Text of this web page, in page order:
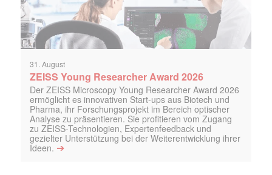
31. August
ZEISS Young Researcher Award 2026
Der ZEISS Microscopy Young Researcher Award 2026
ermöglicht es innovativen Start-ups aus Biotech und
Pharma, ihr Forschungsprojekt im Bereich optischer
Analyse zu präsentieren. Sie profitieren vom Zugang
zu ZEISS-Technologien, Expertenfeedback und
gezielter Unterstützung bei der Weiterentwicklung ihrer
Ideen. ➔